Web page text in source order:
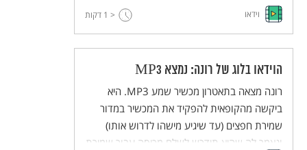
וידאו < 1 דקות
הוידאו בלוג של רונה: נמצא MP3
רונה מצאה בתאטרון מכשיר שמע MP3. היא
ביקשה מהקופאית להפקיד את המכשיר במדור
שמירת חפצים (עד שיגיע מישהו לדרוש אותו)
ונאמר לה שהיא תידרש לשלם מכיסה עבור שמירת